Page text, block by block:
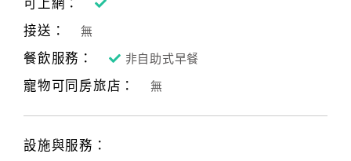
可上網：
接送：
無
餐飲服務： 非自助式早餐
寵物可同房旅店： 無
設施與服務：